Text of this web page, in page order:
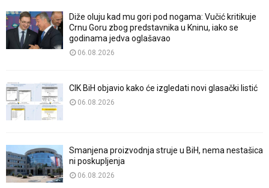
Diže oluju kad mu gori pod nogama: Vučić kritikuje
Crnu Goru zbog predstavnika u Kninu, iako se
godinama jedva oglašavao
06.08.2026
CIK BiH objavio kako će izgledati novi glasački listić
06.08.2026
Smanjena proizvodnja struje u BiH, nema nestašica
ni poskupljenja
06.08.2026